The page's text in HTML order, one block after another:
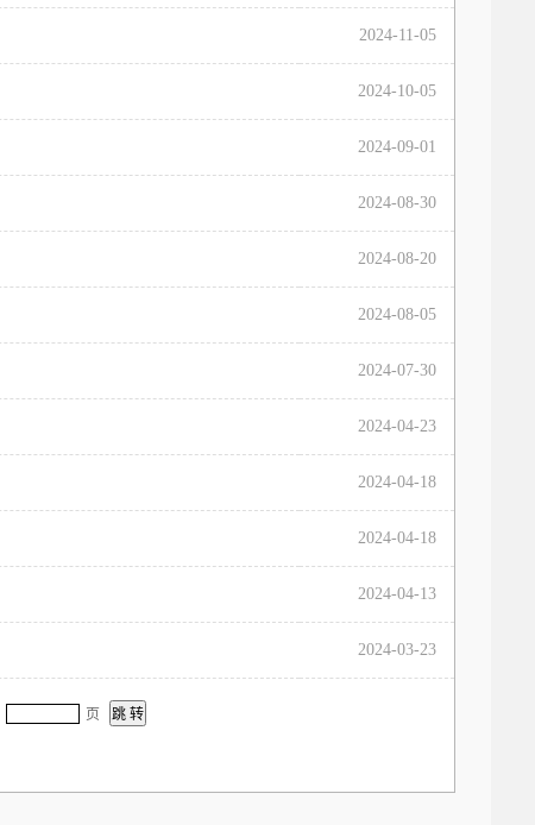
2024-11-05
2024-10-05
2024-09-01
2024-08-30
2024-08-20
2024-08-05
2024-07-30
2024-04-23
2024-04-18
2024-04-18
2024-04-13
2024-03-23
页